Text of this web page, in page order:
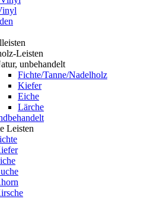
Leisten
unbehandelt
Fichte/Tanne/Nadelholz
Kiefer
Eiche
Lärche
Leisten